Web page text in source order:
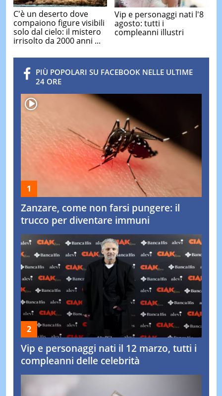
C'è un deserto dove
compaiono figure visibili
solo dal cielo: il mistero
irrisolto da 2000 anni ...
Vip e personaggi nati l'8
agosto: tutti i
compleanni illustri
PIÙ POPOLARI SU FACEBOOK NELLE ULTIME
24 ORE
Zanzare, come non farsi pungere: il
trucco per diventare immuni
Vip e personaggi nati il 12 marzo, tutti i
compleanni delle celebrità